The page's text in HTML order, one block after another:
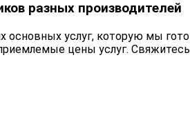
разных производителей
основных услуг, которую мы
цены услуг.